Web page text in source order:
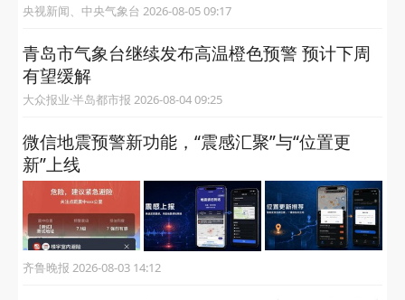
央视新闻、中央气象台 2026-08-05 09:17
青岛市气象台继续发布高温橙色预警 预计下周
有望缓解
大众报业·半岛都市报 2026-08-04 09:25
微信地震预警新功能，“震感汇聚”与“位置更
新”上线
齐鲁晚报 2026-08-03 14:12